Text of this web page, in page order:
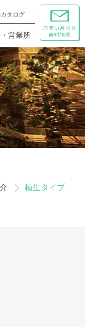
カタログ
営業所
植生タイプ